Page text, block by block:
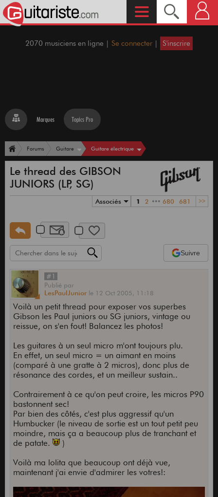
2070 musiciens en ligne | Se connecter | S'inscrire
Marques Topics Pro
Forums Guitare Guitare électrique
Le thread des GIBSON
JUNIORS (LP, SG)
Associés 1 2 ••• 680 681 >>
Suivre
#1
Publié par
LesPaulJunior le 12 Oct 2005, 11:18
Voilà un petit thread pour exposer vos superbes
Gibson les Paul juniors ou SG juniors, vintage ou
reissue, on s'en fout! Balancez les photos!
Les guitares à un seul micro m'ont toujours plu.
En effet, un seul micro = un aimant en moins
(comparé à une gratte à 2 micros), donc plus de
résonance des cordes, et un meilleur sustain..
Contrairement à ce qu'on peut croire, les micros P90
bastonnent sec!
Par bien des côtés, c'est plus aggressif qu'un
Humbucker (le niveau de sortie est un tout petit peu
moindre, mais ça a beaucoup plus de tranchant et
de patate.
)
Voilà ma lolita que beaucoup ont déjà vue,
maintenant j'ai envie d'admirer les votres!: